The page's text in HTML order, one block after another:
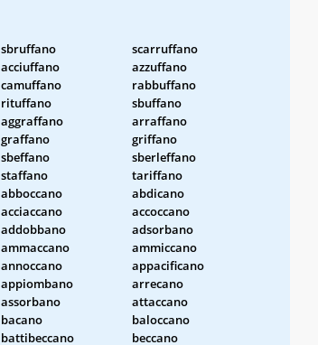
sbruffano
scarruffano
acciuffano
azzuffano
camuffano
rabbuffano
rituffano
sbuffano
aggraffano
arraffano
graffano
griffano
sbeffano
sberleffano
staffano
tariffano
abboccano
abdicano
acciaccano
accoccano
addobbano
adsorbano
ammaccano
ammiccano
annoccano
appacificano
appiombano
arrecano
assorbano
attaccano
bacano
baloccano
battibeccano
beccano